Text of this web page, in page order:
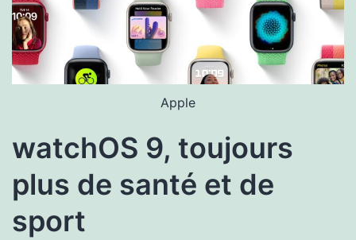
Apple
watchOS 9, toujours
plus de santé et de
sport